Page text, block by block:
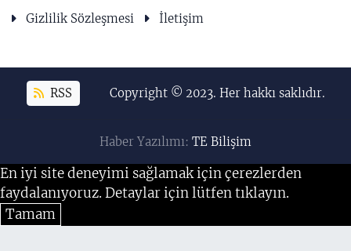
Gizlilik Sözleşmesi İletişim
RSS Copyright © 2023. Her hakkı saklıdır.
Haber Yazılımı: TE Bilişim
En iyi site deneyimi sağlamak için çerezlerden
faydalanıyoruz. Detaylar için lütfen tıklayın.
Tamam